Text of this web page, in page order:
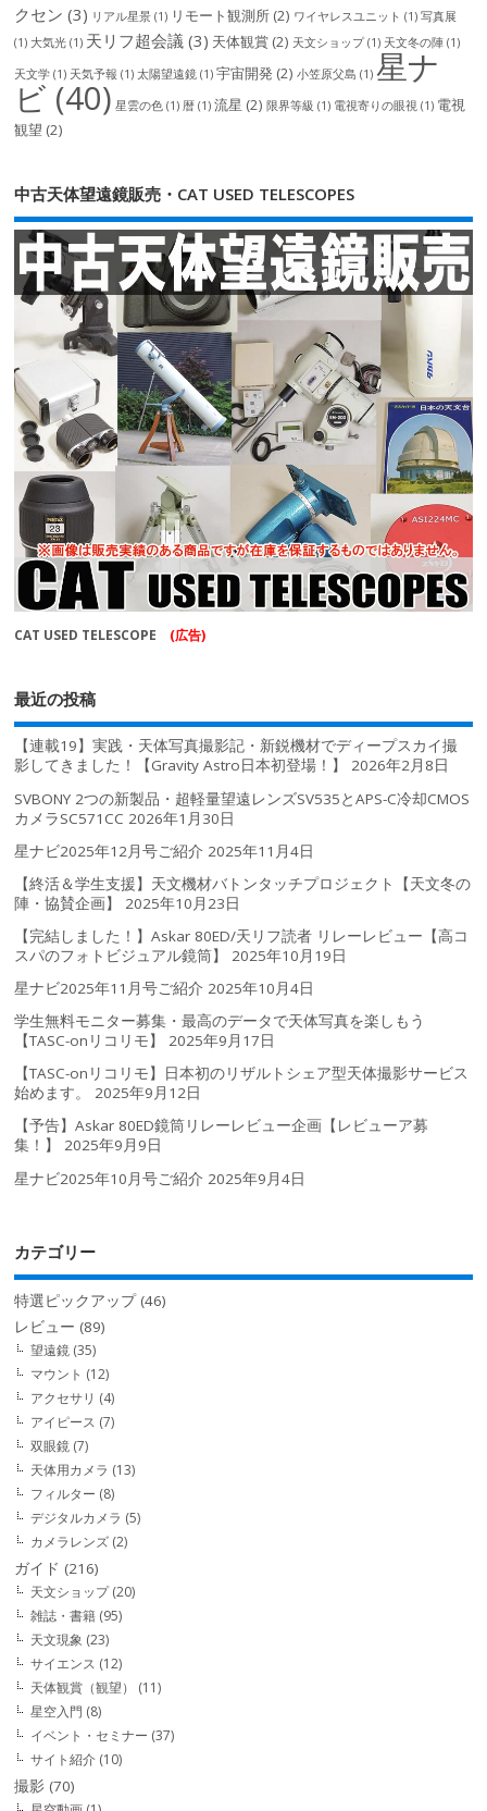
クセン (3) リアル星景 (1) リモート観測所 (2) ワイヤレスユニット (1) 写真展
(1) 大気光 (1) 天リフ超会議 (3) 天体観賞 (2) 天文ショップ(1) 天文冬の陣 (1)
天文学 (1) 天気予報 (1) 太陽望遠鏡 (1) 宇宙開発 (2) 小笠原父島 (1) 星ナ
ビ (40) 星雲の色 (1) 暦 (1) 流星 (2) 限界等級 (1) 電視寄りの眼視 (1) 電視
観望 (2)
中古天体望遠鏡販売・CAT USED TELESCOPES
CAT USED TELESCOPE (広告)
最近の投稿
【連載19】実践・天体写真撮影記・新鋭機材でディープスカイ撮
影してきました！【Gravity Astro日本初登場！】
2026年2月8日
SVBONY 2つの新製品・超軽量望遠レンズSV535とAPS-C冷却CMOS
カメラSC571CC 2026年1月30日
星ナビ2025年12月号ご紹介 2025年11月4日
【終活＆学生支援】天文機材バトンタッチプロジェクト【天文冬の
陣・協賛企画】
2025年10月23日
【完結しました！】Askar 80ED/天リフ読者 リレーレビュー【高コ
スパのフォトビジュアル鏡筒】
2025年10月19日
星ナビ2025年11月号ご紹介 2025年10月4日
学生無料モニター募集・最高のデータで天体写真を楽しもう
【TASC-onリコリモ】
2025年9月17日
【TASC-onリコリモ】日本初のリザルトシェア型天体撮影サービス
始めます。
2025年9月12日
【予告】Askar 80ED鏡筒リレーレビュー企画【レビューア募
集！】
2025年9月9日
星ナビ2025年10月号ご紹介 2025年9月4日
カテゴリー
特選ピックアップ(46)
レビュー (89)
望遠鏡 (35)
マウント (12)
アクセサリ (4)
アイピース (7)
双眼鏡 (7)
天体用カメラ (13)
フィルター (8)
デジタルカメラ (5)
カメラレンズ (2)
ガイド (216)
天文ショップ(20)
雑誌・書籍 (95)
天文現象 (23)
サイエンス (12)
天体観賞（観望）
(11)
星空入門 (8)
イベント・セミナー (37)
サイト紹介 (10)
撮影 (70)